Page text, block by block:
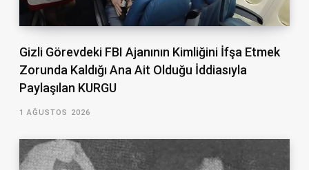
Gizli Görevdeki FBI Ajanının Kimliğini İfşa Etmek
Zorunda Kaldığı Ana Ait Olduğu İddiasıyla
Paylaşılan KURGU
1 AĞUSTOS 2026